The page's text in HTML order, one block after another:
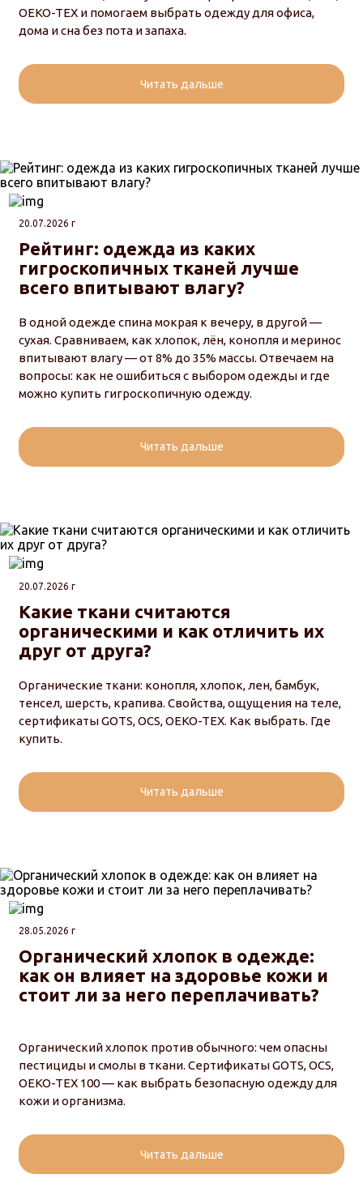
OEKO-TEX и помогаем выбрать одежду для офиса,
дома и сна без пота и запаха.
Читать дальше
20.07.2026 г
Рейтинг: одежда из каких
гигроскопичных тканей лучше
всего впитывают влагу?
В одной одежде спина мокрая к вечеру, в другой —
сухая. Сравниваем, как хлопок, лён, конопля и меринос
впитывают влагу — от 8% до 35% массы. Отвечаем на
вопросы: как не ошибиться с выбором одежды и где
можно купить гигроскопичную одежду.
Читать дальше
20.07.2026 г
Какие ткани считаются
органическими и как отличить их
друг от друга?
Органические ткани: конопля, хлопок, лен, бамбук,
тенсел, шерсть, крапива. Свойства, ощущения на теле,
сертификаты GOTS, OCS, OEKO-TEX. Как выбрать. Где
купить.
Читать дальше
28.05.2026 г
Органический хлопок в одежде:
как он влияет на здоровье кожи и
стоит ли за него переплачивать?
Органический хлопок против обычного: чем опасны
пестициды и смолы в ткани. Сертификаты GOTS, OCS,
OEKO-TEX 100 — как выбрать безопасную одежду для
кожи и организма.
Читать дальше